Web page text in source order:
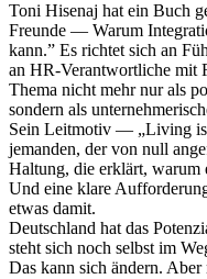
Toni Hisenaj hat ein Buch
Freunde — Warum
kann.” Es richtet sich an
an HR-Verantwortliche mit
Thema nicht mehr nur als
sondern als
Sein Leitmotiv — „Living
jemanden, der von null
Haltung, die erklärt, warum
Und eine klare
etwas damit.
Deutschland hat das
steht sich noch selbst im
Das kann sich ändern.